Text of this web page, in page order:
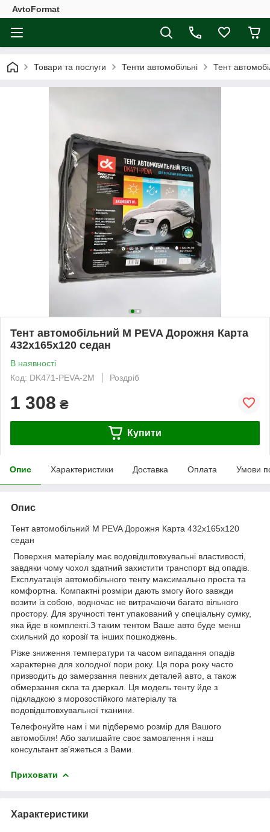
AvtoFormat
Товари та послуги Тенти автомобільні Тент
Тент автомобільний M PEVA Дорожня Карта
432x165x120 седан
В наявності
Код: DK471-PEVA-2M
Роздріб
1 308 ₴
Купити
Опис Характеристики Доставка Оплата Умови
Опис
Тент автомобільний M PEVA Дорожня Карта 432x165x120
седан
Поверхня матеріалу має водовідштовхувальні властивості,
завдяки чому чохол здатний захистити транспорт від опадів.
Експлуатація автомобільного тенту максимально проста та
комфортна. Компактні розміри дають змогу його завжди
возити із собою, водночас не витрачаючи багато вільного
простору. Для зручності тент упакований у спеціальну сумку,
яка йде в комплекті.З таким тентом Ваше авто буде менш
схильний до корозії та інших пошкоджень.
Різке зниження температури та часом випадання опадів
характерне для холодної пори року. Ця пора року часто
призводить до замерзання певних деталей авто, а також
обмерзання скла та дзеркал. Ця модель тенту йде з
підкладкою з морозостійкого матеріалу та
водовідштовхувальної тканини.
Телефонуйте нам і ми підберемо розмір для Вашого
автомобіля! Або залишайте своє замовлення і наш
консультант зв'яжеться з Вами.
Приховати
Характеристики